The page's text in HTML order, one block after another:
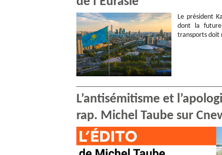
Le président
dont la future
transports doit
L’antisémitisme et
rap. Michel Taube sur